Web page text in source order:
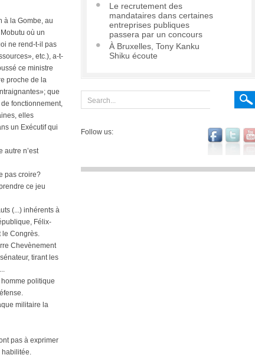
à la Gombe, au
où un
ne rend-t-il pas
etc.), a-t-
ce ministre
proche de la
que
fonctionnement,
elles
un Exécutif qui
autre n’est
pas croire?
ce jeu
(...) inhérents à
Félix-
le Congrès.
Chevènement
tirant les
politique
militaire la
pas à exprimer
habilitée.
Le recrutement des
mandataires dans certaines
entreprises publiques
passera par un concours
À Bruxelles, Tony Kanku
Shiku écoute
Follow us: